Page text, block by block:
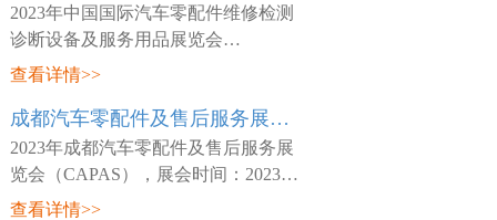
心(天津)，主
2023年中国国际汽车零配件维修检测
诊断设备及服务用品展览会
（Automechanika Shanghai），展会时
地点：中国-深圳-宝安区福海街道展城
路1号-深圳国际会
查看详情>>
成都汽车零配件及售后服务展览会 CAPAS
2023年成都汽车零配件及售后服务展
览会（CAPAS），展会时间：2023年
05月18日~05月20日，展会地点：中
查看详情>>